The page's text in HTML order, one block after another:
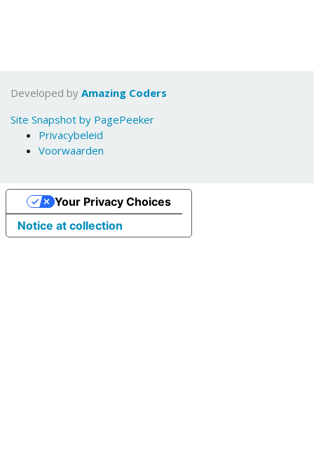
Developed by Amazing Coders
Site Snapshot by PagePeeker
Privacybeleid
Voorwaarden
Notice at collection
Your Privacy Choices